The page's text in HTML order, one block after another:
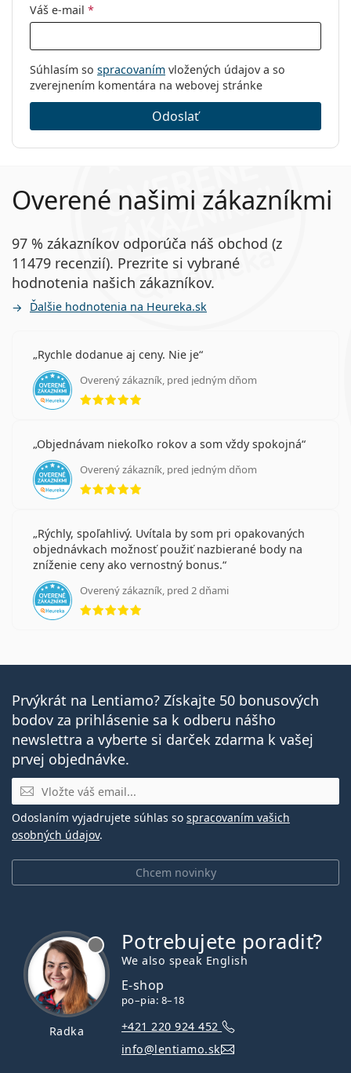
Váš e-mail *
Súhlasím so spracovaním vložených údajov a so
zverejnením komentára na webovej stránke
Odoslať
Overené našimi zákazníkmi
97 % zákazníkov odporúča náš obchod (z
11479 recenzií). Prezrite si vybrané
hodnotenia našich zákazníkov.
Ďalšie hodnotenia na Heureka.sk
Rychle dodanue aj ceny. Nie je
Overený zákazník, pred jedným dňom
hodnotenie 5 z 5
Objednávam niekoľko rokov a som vždy spokojná
Overený zákazník, pred jedným dňom
hodnotenie 5 z 5
Rýchly, spoľahlivý. Uvítala by som pri opakovaných
objednávkach možnosť použiť nazbierané body na
zníženie ceny ako vernostný bonus.
Overený zákazník, pred 2 dňami
hodnotenie 5 z 5
Prvýkrát na Lentiamo? Získajte 50 bonusových
bodov za prihlásenie sa k odberu nášho
newslettra a vyberte si darček zdarma k vašej
prvej objednávke.
E-mail
Chcem novinky
Odoslaním vyjadrujete súhlas so spracovaním vašich
osobných údajov.
Radka
Potrebujete poradiť?
We also speak English
E-shop
po–pia: 8–18
+421 220 924 452
info@lentiamo.sk